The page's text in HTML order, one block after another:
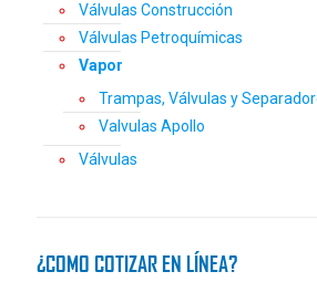
Válvulas Construcción
Válvulas Petroquímicas
Vapor
Trampas, Válvulas y
Valvulas Apollo
Válvulas
¿COMO COTIZAR EN LÍNEA?